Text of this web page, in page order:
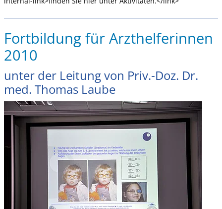
Fortbildung für Arzthelferinnen
2010
unter der Leitung von Priv.-Doz. Dr.
med. Thomas Laube